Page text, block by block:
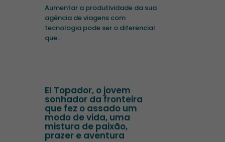
Aumentar a produtividade da sua
agência de viagens com
tecnologia pode ser o diferencial
que...
El Topador, o jovem
sonhador da fronteira
que fez o assado um
modo de vida, uma
mistura de paixão,
prazer e aventura